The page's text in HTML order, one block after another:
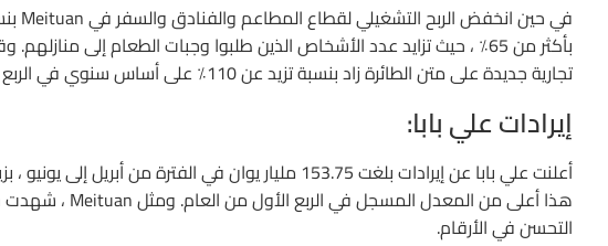
تجارية جديدة على متن الطائرة زاد بنسبة تزيد عن 110٪ على أساس سنوي في الربع الثاني.
إيرادات علي بابا:
التحسن في الأرقام.